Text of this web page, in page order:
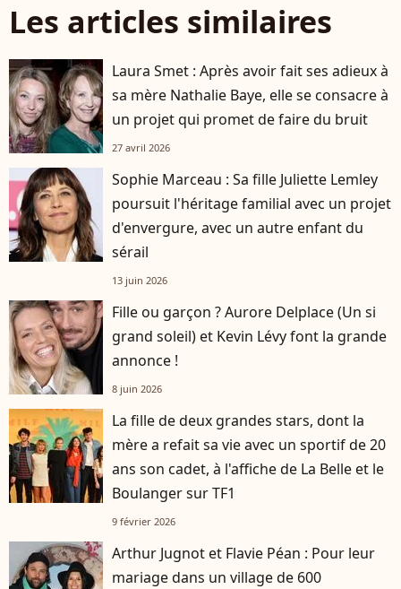
Les articles similaires
Laura Smet : Après avoir fait ses adieux à
sa mère Nathalie Baye, elle se consacre à
un projet qui promet de faire du bruit
27 avril 2026
Sophie Marceau : Sa fille Juliette Lemley
poursuit l'héritage familial avec un projet
d'envergure, avec un autre enfant du
sérail
13 juin 2026
Fille ou garçon ? Aurore Delplace (Un si
grand soleil) et Kevin Lévy font la grande
annonce !
8 juin 2026
La fille de deux grandes stars, dont la
mère a refait sa vie avec un sportif de 20
ans son cadet, à l'affiche de La Belle et le
Boulanger sur TF1
9 février 2026
Arthur Jugnot et Flavie Péan : Pour leur
mariage dans un village de 600